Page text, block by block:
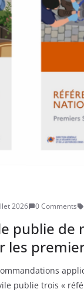
2026 0 Comments
publie
les
publie trois «